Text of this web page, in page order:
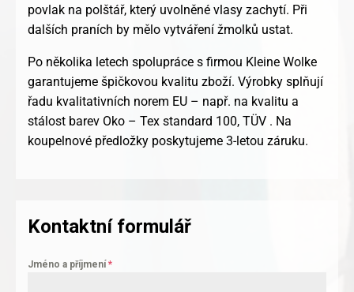
povlak na polštář, který uvolněné vlasy zachytí. Při
dalších praních by mělo vytváření žmolků ustat.
Po několika letech spolupráce s firmou Kleine Wolke
garantujeme špičkovou kvalitu zboží. Výrobky splňují
řadu kvalitativních norem EU – např. na kvalitu a
stálost barev Oko – Tex standard 100, TÜV . Na
koupelnové předložky poskytujeme 3-letou záruku.
Kontaktní formulář
Jméno a příjmení *